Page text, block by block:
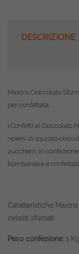
DESCRIZIONE
Maxtris Cioccolato
per confettata.
I Confetti al Cioccolato
ripieni di squisito
zucchero, in
bomboniere e
Caratteristiche
celesti sfumati:
Peso confezione: 1 Kg